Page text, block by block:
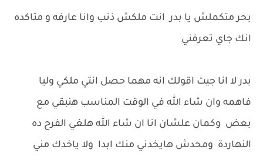
بحر متكملش يا بدر انت ملكش ذنب وانا عارفه و متاكده
انك جاي تعرفني
بدر لا انا جيت اقولك انه مهما حصل انتي ملكي وليا
فاهمه وان شاء الله في الوقت المناسب هنبقي مع
بعض وكمان علشان انا ان شاء الله هلغي الفرح ده
النهاردة ومحدش هايخدني منك ابدا ولا ياخدك مني